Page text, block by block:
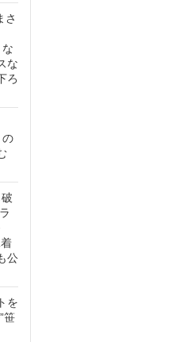
さ
な
な
ろ
の
公
を
笹